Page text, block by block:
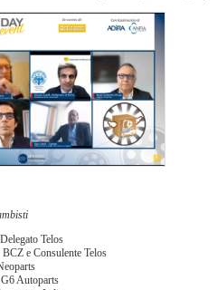
Telos
e Consulente Telos
Autoparts